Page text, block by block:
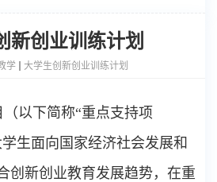
新创业训练计划
学 大学生创新创业训练计划
以下简称“重点支持项
生面向国家经济社会发展和
创新创业教育发展趋势，在重